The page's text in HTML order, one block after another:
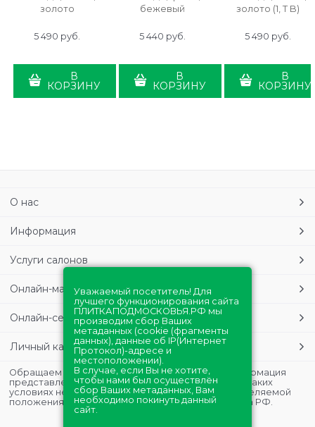
золото
5 490 руб.
В
КОРЗИНУ
бежевый
5 440 руб.
В
КОРЗИНУ
золото (1, Т B)
5 490 руб.
В
КОРЗИНУ
О нас
Информация
Услуги салонов
Онлайн-магазин
Онлайн-сервисы
Личный кабинет
Обращаем Ваше внимание на то, что данная информация
представлена в ознакомительных целях и ни при каких
условиях не является публичной офертой, определяемой
положениями Статьи 437 (2) Гражданского кодекса РФ.
Уважаемый посетитель! Для
лучшего функционирования сайта
ПЛИТКАПОДМОСКОВЬЯ.РФ мы
производим сбор Ваших
метаданных (cookie (фрагменты
данных), данные об IP(Интернет
Протокол)-адресе и
местоположении).
В случае, если Вы не хотите,
чтобы нами был осуществлён
сбор Ваших метаданных, Вам
необходимо покинуть данный
сайт.